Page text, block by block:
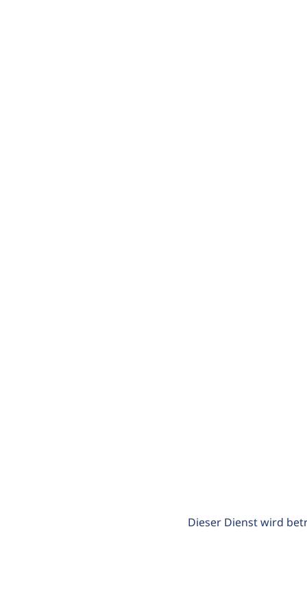
Dieser Dienst wird